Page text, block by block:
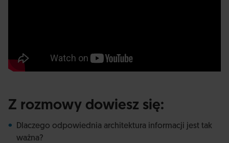
Z rozmowy dowiesz się:
Dlaczego odpowiednia architektura informacji jest tak
ważna?